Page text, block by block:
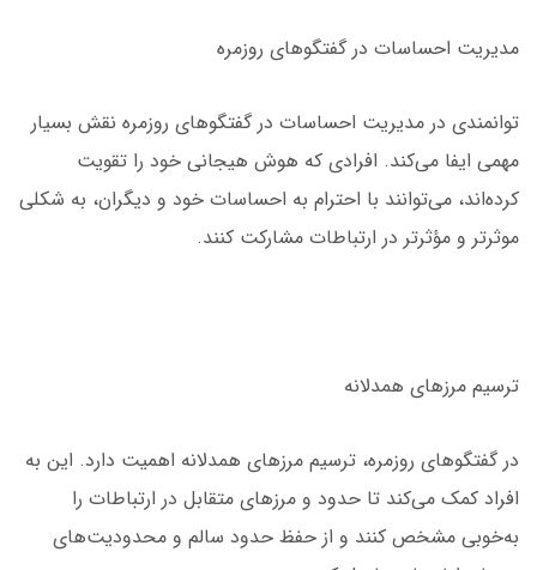
مدیریت احساسات در گفتگوهای روزمره
توانمندی در مدیریت احساسات در گفتگوهای روزمره نقش بسیار
مهمی ایفا می‌کند. افرادی که هوش هیجانی خود را تقویت
کرده‌اند، می‌توانند با احترام به احساسات خود و دیگران، به شکلی
موثرتر و مؤثرتر در ارتباطات مشارکت کنند.
ترسیم مرزهای همدلانه
در گفتگوهای روزمره، ترسیم مرزهای همدلانه اهمیت دارد. این به
افراد کمک می‌کند تا حدود و مرزهای متقابل در ارتباطات را
به‌خوبی مشخص کنند و از حفظ حدود سالم و محدودیت‌های